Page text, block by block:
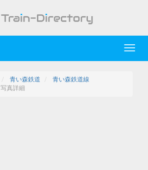
青い森鉄道
青い森鉄道線
写真詳細